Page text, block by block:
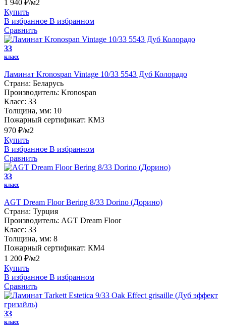
1 940 ₽/м2
Купить
В избранное В избранном
Сравнить
33
класс
Ламинат Kronospan Vintage 10/33 5543 Дуб Колорадо
Страна: Беларусь
Производитель: Kronospan
Класс: 33
Толщина, мм: 10
Пожарный сертификат: КМ3
970 ₽/м2
Купить
В избранное В избранном
Сравнить
33
класс
AGT Dream Floor Bering 8/33 Dorino (Дорино)
Страна: Турция
Производитель: AGT Dream Floor
Класс: 33
Толщина, мм: 8
Пожарный сертификат: КМ4
1 200 ₽/м2
Купить
В избранное В избранном
Сравнить
33
класс